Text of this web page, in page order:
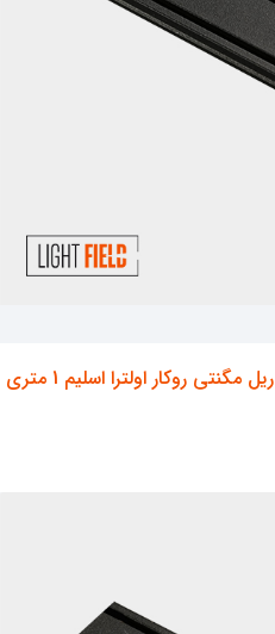
ریل مگنتی روکار اولترا اسلیم 1 متری
مشاهده محصول